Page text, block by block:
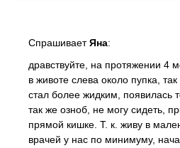
СпрашиваетЯна:
дравствуйте, на протяжении 4
в животе слева около пупка,
стал более жидким, появилась
так же озноб, не могу сидеть,
прямой кишке. Т. к. живу в
врачей у нас по минимуму,